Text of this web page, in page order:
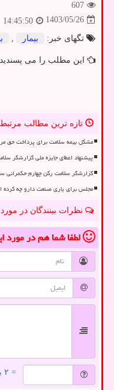
607
1403/05/26
14:45:50
تگهای خبر:
بیمار
این مطلب را می
تازه ترین مطالب مرتبط
مشکل بیمه سلامت برای پرداخت حق
پیشنهاد اعطای جایزه ملی گزارشگر
گزارشگر سلامت رکن چهارم حکمرانی
مجلس برای یاری صنعت دارو چه
نظرات بینندگان در
لطفا شما همدر مورد
= ۲ بعلاوه ۳